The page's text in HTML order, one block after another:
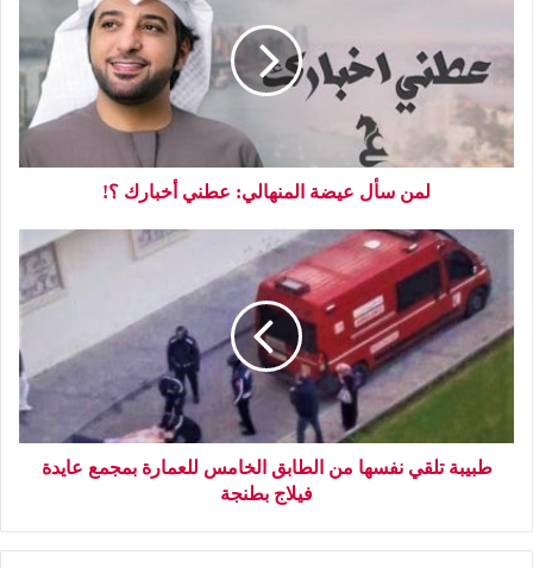
لمن سأل عيضة المنهالي: عطني أخبارك ؟!
طبيبة تلقي نفسها من الطابق الخامس للعمارة بمجمع عايدة
فيلاج بطنجة